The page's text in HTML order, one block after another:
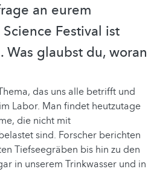
an eurem
Festival ist
Was glaubst du, woran
das uns alle betrifft und
Labor. Man findet heutzutage
die nicht mit
sind. Forscher berichten
Tiefseegräben bis hin zu den
in unserem Trinkwasser und in